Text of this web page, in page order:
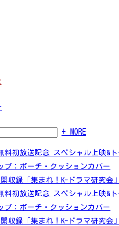
+ MORE
料初放送記念 スペシャル上映&
プ：ポーチ・クッションカバー
収録「集まれ！K-ドラマ研究会」
料初放送記念 スペシャル上映&
プ：ポーチ・クッションカバー
収録「集まれ！K-ドラマ研究会」